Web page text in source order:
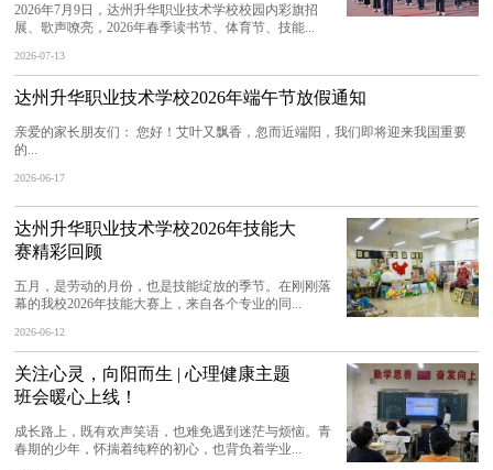
2026年7月9日，达州升华职业技术学校校园内彩旗招
展、歌声嘹亮，2026年春季读书节、体育节、技能...
2026-07-13
达州升华职业技术学校2026年端午节放假通知
亲爱的家长朋友们： 您好！艾叶又飘香，忽而近端阳，我们即将迎来我国重要
的...
2026-06-17
达州升华职业技术学校2026年技能大
赛精彩回顾
五月，是劳动的月份，也是技能绽放的季节。在刚刚落
幕的我校2026年技能大赛上，来自各个专业的同...
2026-06-12
关注心灵，向阳而生 | 心理健康主题
班会暖心上线！
成长路上，既有欢声笑语，也难免遇到迷茫与烦恼。青
春期的少年，怀揣着纯粹的初心，也背负着学业...